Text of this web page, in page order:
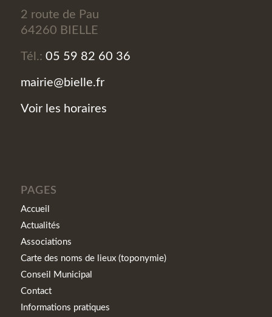
2 route de Pau
64260 BIELLE
Tél.: 05 59 82 60 36
mairie@bielle.fr
Voir les horaires
PAGES
Accueil
Actualités
Associations
Carte des noms de lieux (toponymie)
Conseil Municipal
Contact
Informations pratiques